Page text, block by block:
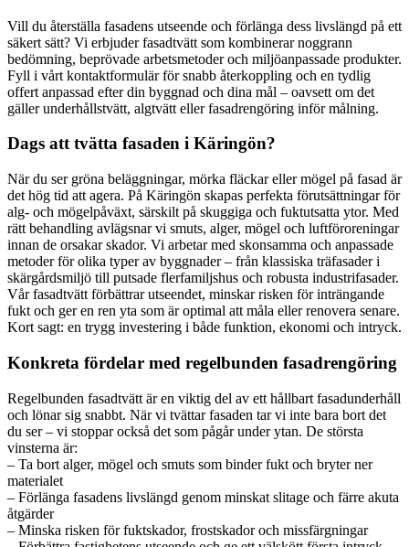
Vill du återställa fasadens utseende och förlänga dess livslängd på ett
säkert sätt? Vi erbjuder fasadtvätt som kombinerar noggrann
bedömning, beprövade arbetsmetoder och miljöanpassade produkter.
Fyll i vårt kontaktformulär för snabb återkoppling och en tydlig
offert anpassad efter din byggnad och dina mål – oavsett om det
gäller underhållstvätt, algtvätt eller fasadrengöring inför målning.
Dags att tvätta fasaden i Käringön?
När du ser gröna beläggningar, mörka fläckar eller mögel på fasad är
det hög tid att agera. På Käringön skapas perfekta förutsättningar för
alg- och mögelpåväxt, särskilt på skuggiga och fuktutsatta ytor. Med
rätt behandling avlägsnar vi smuts, alger, mögel och luftföroreningar
innan de orsakar skador. Vi arbetar med skonsamma och anpassade
metoder för olika typer av byggnader – från klassiska träfasader i
skärgårdsmiljö till putsade flerfamiljshus och robusta industrifasader.
Vår fasadtvätt förbättrar utseendet, minskar risken för inträngande
fukt och ger en ren yta som är optimal att måla eller renovera senare.
Kort sagt: en trygg investering i både funktion, ekonomi och intryck.
Konkreta fördelar med regelbunden fasadrengöring
Regelbunden fasadtvätt är en viktig del av ett hållbart fasadunderhåll
och lönar sig snabbt. När vi tvättar fasaden tar vi inte bara bort det
du ser – vi stoppar också det som pågår under ytan. De största
vinsterna är:
– Ta bort alger, mögel och smuts som binder fukt och bryter ner
materialet
– Förlänga fasadens livslängd genom minskat slitage och färre akuta
åtgärder
– Minska risken för fuktskador, frostskador och missfärgningar